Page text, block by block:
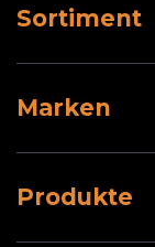
Sortiment
Marken
Produkte